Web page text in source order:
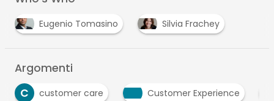
Eugenio Tomasino Silvia Frachey
Argomenti
Customer Experience S sostenibilià